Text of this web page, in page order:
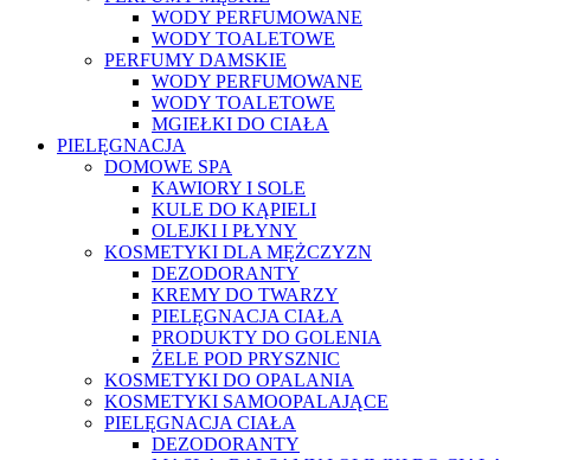
WODY PERFUMOWANE
WODY TOALETOWE
PERFUMY DAMSKIE
WODY PERFUMOWANE
WODY TOALETOWE
MGIEŁKI DO CIAŁA
PIELĘGNACJA
DOMOWE SPA
KAWIORY I SOLE
KULE DO KĄPIELI
OLEJKI I PŁYNY
KOSMETYKI DLA MĘŻCZYZN
DEZODORANTY
KREMY DO TWARZY
PIELĘGNACJA CIAŁA
PRODUKTY DO GOLENIA
ŻELE POD PRYSZNIC
KOSMETYKI DO OPALANIA
KOSMETYKI SAMOOPALAJĄCE
PIELĘGNACJA CIAŁA
DEZODORANTY